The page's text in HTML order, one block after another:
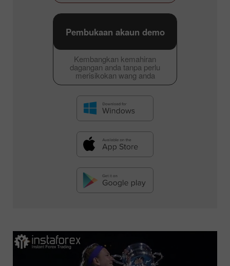
Kembangkan kemahiran
dagangan anda tanpa perlu
merisikokan wang anda
Pembukaan akaun demo